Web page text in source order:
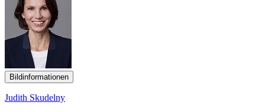
Bildinformationen
Judith Skudelny